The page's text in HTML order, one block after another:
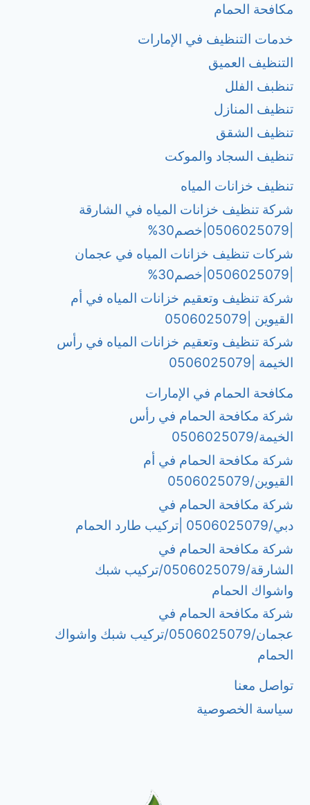
مكافحة الحمام
خدمات التنظيف في الإمارات
التنظيف العميق
تنظبف الفلل
تنظيف المنازل
تنظيف الشقق
تنظيف السجاد والموكت
تنظيف خزانات المياه
شركة تنظيف خزانات المياه في الشارقة
شركات تنظيف خزانات المياه في عجمان
شركة تنظيف وتعقيم خزانات المياه في أم
القيوين |0506025079
شركة تنظيف وتعقيم خزانات المياه في رأس
الخيمة |0506025079
مكافحة الحمام في الإمارات
شركة مكافحة الحمام في رأس
الخيمة/0506025079
شركة مكافحة الحمام في أم
القيوين/0506025079
شركة مكافحة الحمام في
دبي/0506025079 |تركيب طارد الحمام
شركة مكافحة الحمام في
الشارقة/0506025079/تركيب شبك
واشواك الحمام
شركة مكافحة الحمام في
عجمان/0506025079/تركيب شبك واشواك
الحمام
تواصل معنا
سياسة الخصوصية